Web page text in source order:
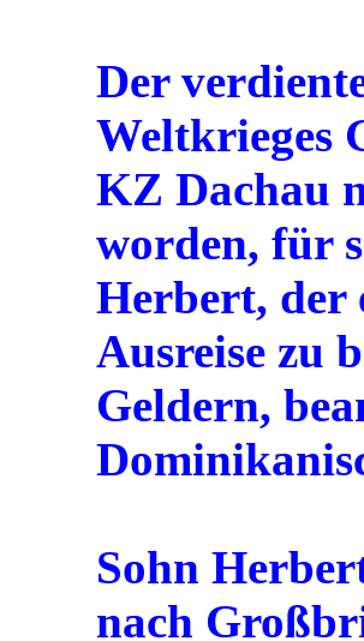
Der
Weltkrieges
KZ Dachau
worden, für
Herbert, der
Ausreise zu
Geldern,
Sohn
nach